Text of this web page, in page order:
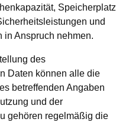
Speicherplatz
und
in Anspruch nehmen.
des
Daten können alle die
betreffenden Angaben
und der
gehören regelmäßig die